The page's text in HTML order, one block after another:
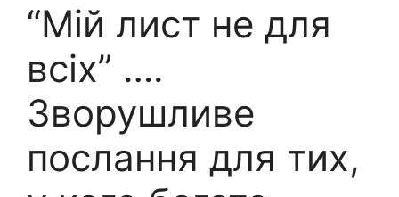
“Мій лист не для
всіх” ….
Зворушливе
послання для тих,